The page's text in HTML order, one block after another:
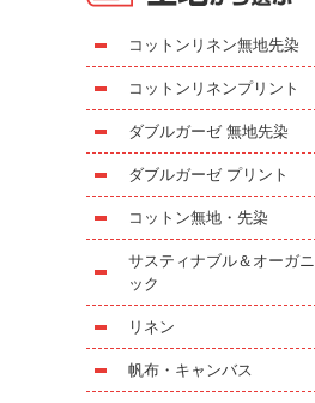
コットンリネン無地先染
コットンリネンプリント
ダブルガーゼ 無地先染
ダブルガーゼ プリント
コットン無地・先染
サスティナブル＆オーガニ
ック
リネン
帆布・キャンバス